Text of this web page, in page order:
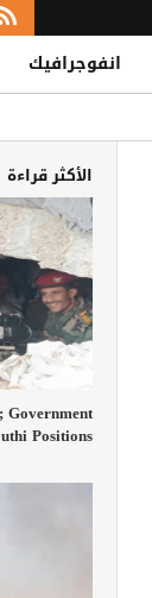
انفوجرافيك
الأكثر قراءة
Government
Positions